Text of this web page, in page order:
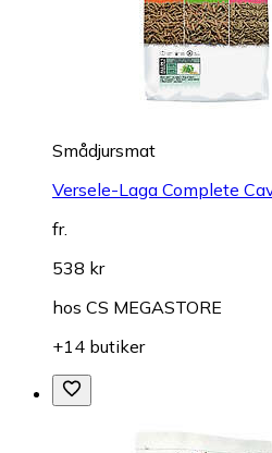
Smådjursmat
Versele-Laga Complete
fr.
538 kr
hos CS MEGASTORE
+14 butiker